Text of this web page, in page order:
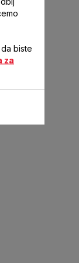
biste
za